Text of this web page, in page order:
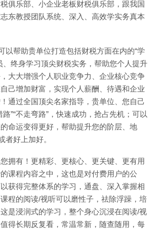
俱乐部、小企业老板财税俱乐部，跟我国
东教授团队系统、深入、高效学实务真本
以帮助贵单位打造包括财税方面在内的“学
、终身学习顶尖财税实务，帮助您个人提升
大大增强个人职业竞争力、企业核心竞争
己增加财富，实现个人薪酬、待遇和企业
通过全国顶尖名家指导，贵单位、您自己
”“不走弯路”，快速成功，抢占先机；可以
命运变得更好，帮助提升您的阶层、地
者好上加好。
拥有！更精彩、更核心、更关键、更有用
课程内容之中，这也是对付费用户的公
获得完整体系的学习，通盘、深入掌握相
程的阅读/视听可以磨性子，祛除浮躁，培
是浸润式的学习，整个身心沉浸在阅读/视
得长期反复看，常温常新，随查随用，每